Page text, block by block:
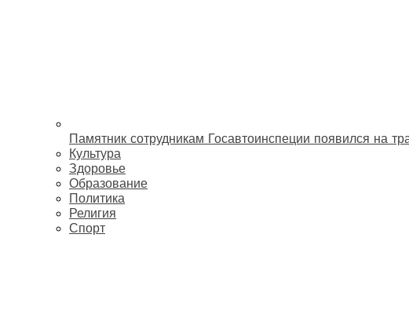
Памятник сотрудникам Госавтоинспеции появился на
Культура
Здоровье
Образование
Политика
Религия
Спорт